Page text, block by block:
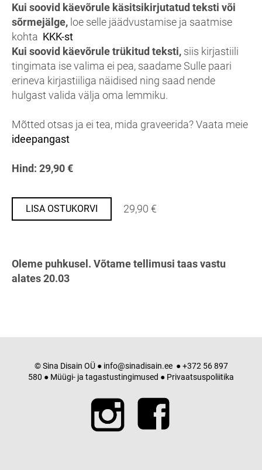
Kui soovid käevõrule käsitsikirjutatud teksti või
sõrmejälge, loe selle jäädvustamise ja saatmise
kohta KKK-st
Kui soovid käevõrule trükitud teksti, siis kirjastiili
tingimata ise valima ei pea, saadame Sulle paari
erineva kirjastiiliga näidised ning saad nende
hulgast valida välja oma lemmiku.
Mõtted otsas ja ei tea, mida graveerida? Vaata meie
ideepangast
Hind: 29,90 €
LISA OSTUKORVI 29,90 €
Oleme puhkusel. Võtame tellimusi taas vastu
alates 20.03
© Sina Disain OÜ ● info@sinadisain.ee● +372 56 897
580 ● Müügi- ja tagastustingimused ● Privaatsuspoliitika